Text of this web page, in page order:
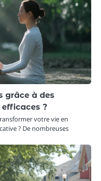
grâce à des
?
votre vie en
? De nombreuses